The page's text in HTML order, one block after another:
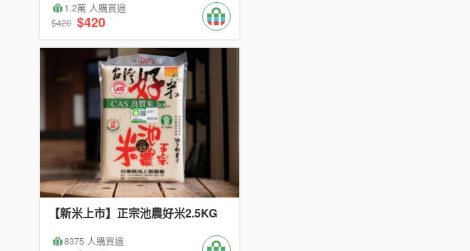
1.2萬 人購買過
$420 $420
【新米上市】正宗池農好米2.5KG
8375 人購買過